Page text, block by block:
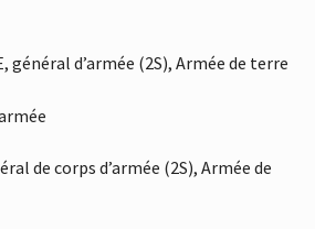
général d’armée (2S), Armée de terre
de corps d’armée (2S), Armée de